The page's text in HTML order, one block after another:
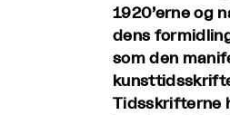
1920’erne og
dens
som den
Tidsskrifterne